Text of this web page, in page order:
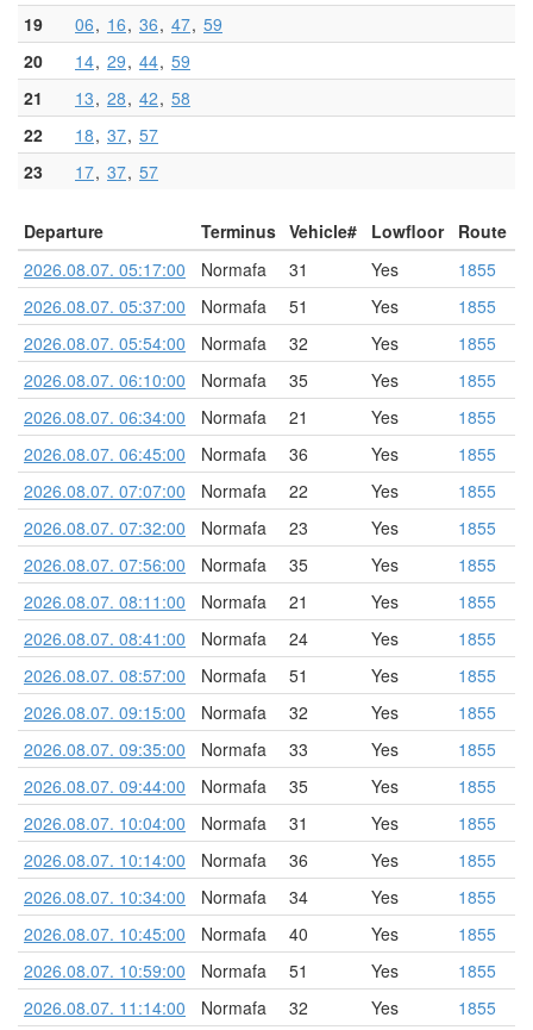
19
06 16 36 47 59
20
14 29 44 59
21
13 28 42 58
22
18 37 57
23
17 37 57
Departure Terminus Vehicle# Lowfloor
Route
2026.08.07. 05:17:00
Normafa 31 Yes
1855
2026.08.07. 05:37:00
Normafa 51 Yes
1855
2026.08.07. 05:54:00
Normafa 32 Yes
1855
2026.08.07. 06:10:00
Normafa 35 Yes
1855
2026.08.07. 06:34:00
Normafa 21 Yes
1855
2026.08.07. 06:45:00
Normafa 36 Yes
1855
2026.08.07. 07:07:00
Normafa 22 Yes
1855
2026.08.07. 07:32:00
Normafa 23 Yes
1855
2026.08.07. 07:56:00
Normafa 35 Yes
1855
2026.08.07. 08:11:00
Normafa 21 Yes
1855
2026.08.07. 08:41:00
Normafa 24 Yes
1855
2026.08.07. 08:57:00
Normafa 51 Yes
1855
2026.08.07. 09:15:00
Normafa 32 Yes
1855
2026.08.07. 09:35:00
Normafa 33 Yes
1855
2026.08.07. 09:44:00
Normafa 35 Yes
1855
2026.08.07. 10:04:00
Normafa 31 Yes
1855
2026.08.07. 10:14:00
Normafa 36 Yes
1855
2026.08.07. 10:34:00
Normafa 34 Yes
1855
2026.08.07. 10:45:00
Normafa 40 Yes
1855
2026.08.07. 10:59:00
Normafa 51 Yes
1855
2026.08.07. 11:14:00
Normafa 32 Yes
1855